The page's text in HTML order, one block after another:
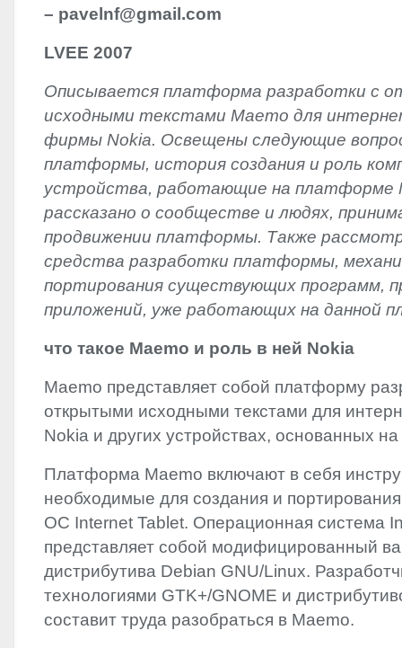
– pavelnf@gmail.com
LVEE 2007
Описывается платформа разработки с
исходными текстами Maemo для
фирмы Nokia. Освещены следующие
платформы, история создания и роль
устройства, работающие на платформе
рассказано о сообществе и людях,
продвижении платформы. Также
средства разработки платформы,
портирования существующих программ,
приложений, уже работающих на данной
что такое Maemo и роль в ней Nokia
Maemo представляет собой платформу
открытыми исходными текстами для
Nokia и других устройствах, основанных
Платформа Maemo включают в себя
необходимые для создания и
ОС Internet Tablet. Операционная система
представляет собой модифицированный
дистрибутива Debian GNU/Linux.
технологиями GTK+/GNOME и
составит труда разобраться в Maemo.